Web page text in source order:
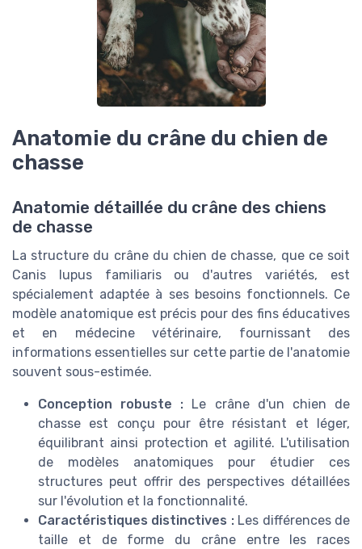
Anatomie du crâne du chien de
chasse
Anatomie détaillée du crâne des chiens
de chasse
La structure du crâne du chien de chasse, que ce soit
Canis lupus familiaris ou d'autres variétés, est
spécialement adaptée à ses besoins fonctionnels. Ce
modèle anatomique est précis pour des fins éducatives
et en médecine vétérinaire, fournissant des
informations essentielles sur cette partie de l'anatomie
souvent sous-estimée.
Conception robuste : Le crâne d'un chien de
chasse est conçu pour être résistant et léger,
équilibrant ainsi protection et agilité. L'utilisation
de modèles anatomiques pour étudier ces
structures peut offrir des perspectives détaillées
sur l'évolution et la fonctionnalité.
Caractéristiques distinctives :Les différences de
taille et de forme du crâne entre les races